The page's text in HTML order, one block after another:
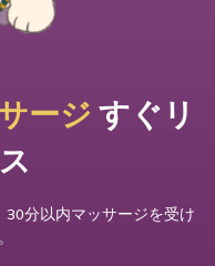
ージすぐリ
分以内マッサージを受け